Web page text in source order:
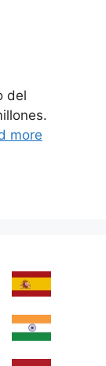
del
more